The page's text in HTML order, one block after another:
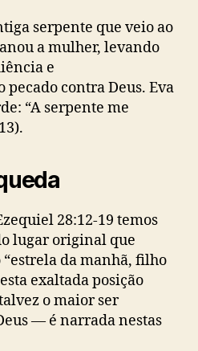
serpente que veio ao
a mulher, levando
e
pecado contra Deus. Eva
“A serpente me
28:12-19 temos
lugar original que
“estrela da manhã, filho
exaltada posição
o maior ser
— é narrada nestas